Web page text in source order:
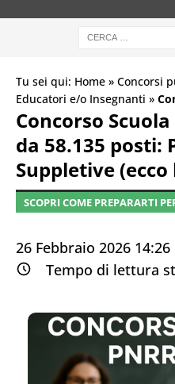
Tu sei qui: Home » Concorsi
Educatori e/o Insegnanti »
Concorso
da 58.135 posti:
Suppletive
SCOPRI COME PREPARARTI
26 Febbraio 2026 14:26
Tempo di lettura